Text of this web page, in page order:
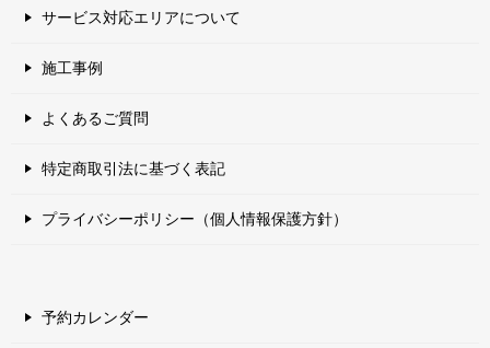
サービス対応エリアについて
施工事例
よくあるご質問
特定商取引法に基づく表記
プライバシーポリシー（個人情報保護方針）
予約カレンダー